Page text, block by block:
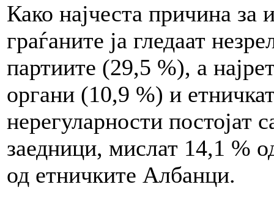
Како најчеста причина за
граѓаните ја гледаат
партиите (29,5 %), а
органи (10,9 %) и
нерегуларности постојат
заедници, мислат 14,1 %
од етничките Албанци.